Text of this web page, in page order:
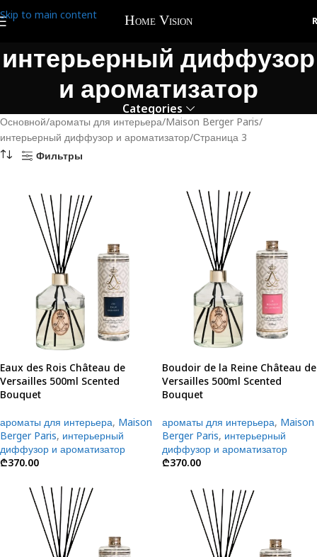
Skip to main content
интерьерный диффузор
и ароматизатор
Categories
Основной ароматы для интерьера Maison Berger Paris
интерьерный диффузор и ароматизатор Страница 3
Фильтры
Eaux des Rois Château de
Versailles 500ml Scented
Bouquet
ароматы для интерьера, Maison
Berger Paris, интерьерный
диффузор и ароматизатор
₾370.00
Boudoir de la Reine Château de
Versailles 500ml Scented
Bouquet
ароматы для интерьера, Maison
Berger Paris, интерьерный
диффузор и ароматизатор
₾370.00